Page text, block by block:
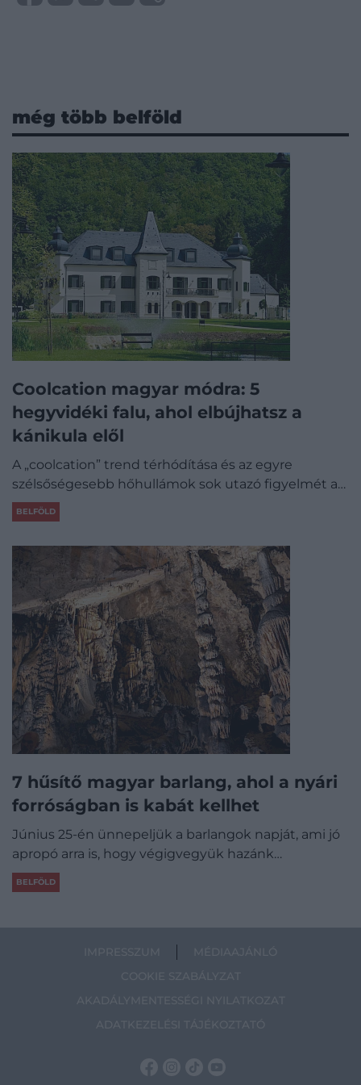
még több belföld
Coolcation magyar módra: 5
hegyvidéki falu, ahol elbújhatsz a
kánikula elől
A „coolcation” trend térhódítása és az egyre
szélsőségesebb hőhullámok sok utazó figyelmét a…
BELFÖLD
7 hűsítő magyar barlang, ahol a nyári
forróságban is kabát kellhet
Június 25-én ünnepeljük a barlangok napját, ami jó
apropó arra is, hogy végigvegyük hazánk…
BELFÖLD